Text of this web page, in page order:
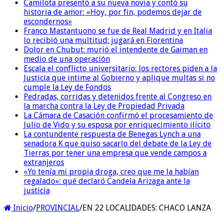
Camilota presentó a su nueva novia y contó su
historia de amor: «Hoy, por fin, podemos dejar de
escondernos»
Franco Mastantuono se fue de Real Madrid y en Italia
lo recibió una multitud: jugará en Fiorentina
Dolor en Chubut: murió el intendente de Gaiman en
medio de una operación
Escala el conflicto universitario: los rectores piden a la
Justicia que intime al Gobierno y aplique multas si no
cumple la Ley de Fondos
Pedradas, corridas y detenidos frente al Congreso en
la marcha contra la Ley de Propiedad Privada
La Cámara de Casación confirmó el procesamiento de
Julio de Vido y su esposa por enriquecimiento ilícito
La contundente respuesta de Benegas Lynch a una
senadora K que quiso sacarlo del debate de la Ley de
Tierras por tener una empresa que vende campos a
extranjeros
«Yo tenía mi propia droga, creo que me la habían
regalado»: qué declaró Candela Arizaga ante la
justicia
Inicio/PROVINCIAL/EN 22 LOCALIDADES: CHACO LANZA